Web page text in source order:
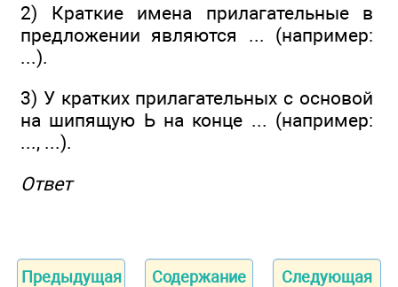
2) Краткие имена прилагательные в
предложении являются ... (например:
...).
3) У кратких прилагательных с основой
на шипящую Ь на конце ... (например:
..., ...).
Ответ
Предыдущая Содержание Следующая